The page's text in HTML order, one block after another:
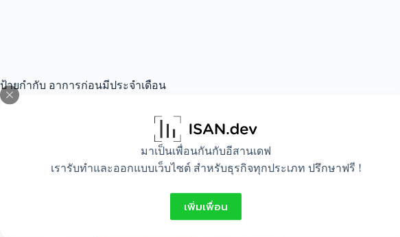
มาเป็นเพื่อนกันกับอีสานเดฟ
เรารับทำและออกแบบเว็บไซต์ สำหรับธุรกิจทุกประเภท ปรึกษาฟรี !
เพิ่มเพื่อน
ป้ายกำกับ อาการก่อนมีประจำเดือน
Lifestyle